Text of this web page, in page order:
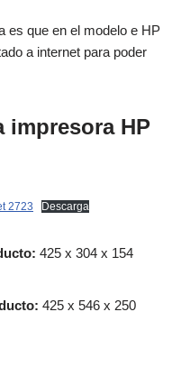
es que en el modelo e HP
a internet para poder
impresora HP
2723 Descarga
425 x 304 x 154
425 x 546 x 250